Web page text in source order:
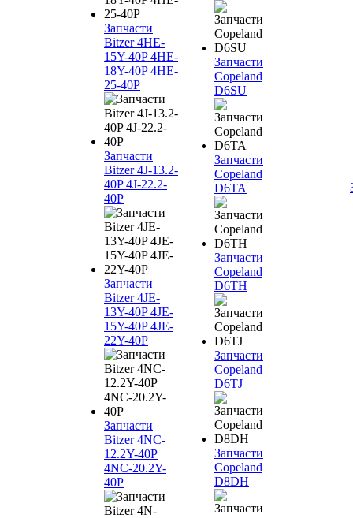
Запчасти
Bitzer 4HE-
15Y-40P 4HE-
18Y-40P 4HE-
25-40P
Запчасти
Bitzer 4J‐13.2-
40P 4J‐22.2-
40P
Запчасти
Bitzer 4JE-
13Y-40P 4JE-
15Y-40P 4JE-
22Y-40P
Запчасти
Bitzer 4NC-
12.2Y-40P
4NC-20.2Y-
40P
Запчасти
Copeland
D6SU
Запчасти
Copeland
D6TA
Запчасти
Copeland
D6TH
Запчасти
Copeland
D6TJ
Запчасти
Copeland
D8DH